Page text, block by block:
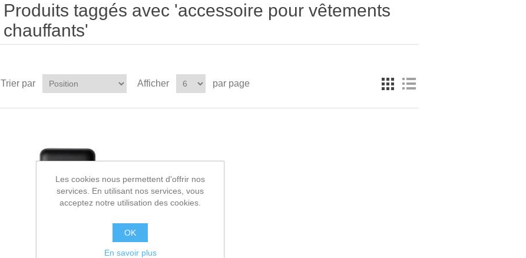
Produits taggés avec 'accessoire pour vêtements
chauffants'
Trier par Afficher par page
Les cookies nous permettent d'offrir nos
services. En utilisant nos services, vous
acceptez notre utilisation des cookies.
OK
En savoir plus